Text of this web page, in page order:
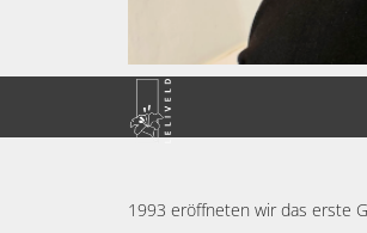
1993 eröffneten wir das erste